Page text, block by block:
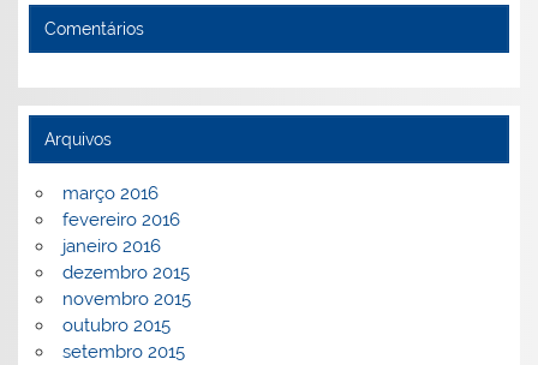
Comentários
Arquivos
março 2016
fevereiro 2016
janeiro 2016
dezembro 2015
novembro 2015
outubro 2015
setembro 2015